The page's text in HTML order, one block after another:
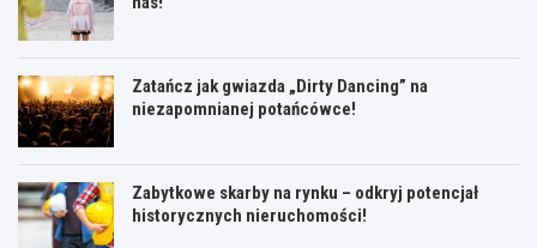
Zatańcz jak gwiazda „Dirty Dancing” na
niezapomnianej potańcówce!
Zabytkowe skarby na rynku – odkryj potencjał
historycznych nieruchomości!